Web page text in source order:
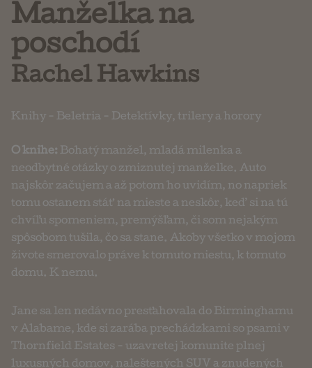
Manželka na
poschodí
Rachel Hawkins
Knihy - Beletria - Detektívky, trilery a horory
O knihe: Bohatý manžel, mladá milenka a
neodbytné otázky o zmiznutej manželke. Auto
najskôr začujem a až potom ho uvidím, no napriek
tomu ostanem stáť na mieste a neskôr, keď si na tú
chvíľu spomeniem, premýšľam, či som nejakým
spôsobom tušila, čo sa stane. Akoby všetko v mojom
živote smerovalo práve k tomuto miestu, k tomuto
domu. K nemu.
Jane sa len nedávno presťahovala do Birminghamu
v Alabame, kde si zarába prechádzkami so psami v
Thornfield Estates - uzavretej komunite plnej
luxusných domov, naleštených SUV a znudených